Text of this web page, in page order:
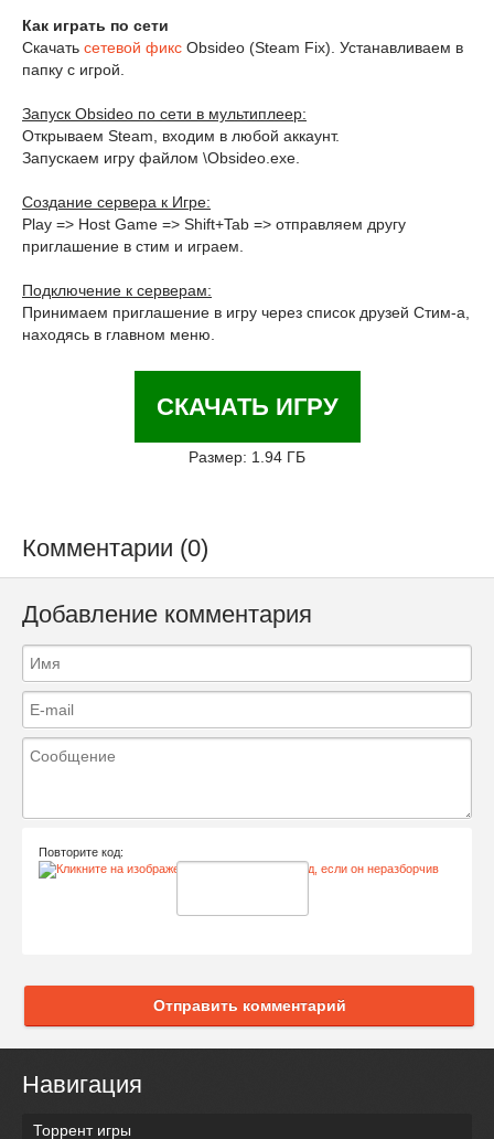
Как играть по сети
Скачать сетевой фикс Obsideo (Steam Fix). Устанавливаем в
папку с игрой.
Запуск Obsideo по сети в мультиплеер:
Открываем Steam, входим в любой аккаунт.
Запускаем игру файлом \Obsideo.exe.
Создание сервера к Игре:
Play => Host Game => Shift+Tab => отправляем другу
приглашение в стим и играем.
Подключение к серверам:
Принимаем приглашение в игру через список друзей Стим-а,
находясь в главном меню.
СКАЧАТЬ ИГРУ
Размер: 1.94 ГБ
Комментарии (0)
Добавление комментария
Повторите код:
Отправить комментарий
Навигация
Торрент игры